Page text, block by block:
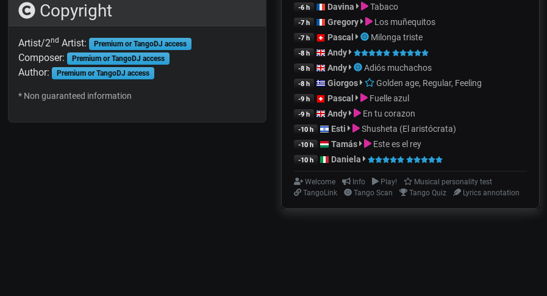
Copyright
Artist/2nd Artist: Premium or TangoDJ access
Composer: Premium or TangoDJ access
Author: Premium or TangoDJ access
* Non guaranteed information
-6 h Davina Tabaco
-7 h Gregory Los muñequitos
-7 h Pascal Milonga triste
-8 h Andy
-8 h Andy Adiós muchachos
-8 h Giorgos Golden age, Regular, Feeling
-9 h Pascal Fuelle azul
-9 h Andy En tu corazon
-10 h Esti Shusheta (El aristócrata)
-10 h Tamás Este es el rey
-10 h Daniela
Welcome Info Play!
Musical personality test
TangoLink
Tango Scan Tango Quiz Lyrics annotation